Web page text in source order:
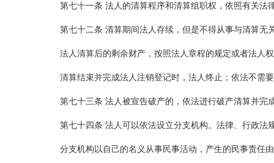
第七十一条 法人的清算程序和清算组职权，依照有关
第七十二条 清算期间法人存续，但是不得从事与清算无
法人清算后的剩余财产，按照法人章程的规定或者法人
清算结束并完成法人注销登记时，法人终止；依法不需
第七十三条 法人被宣告破产的，依法进行破产清算并完
第七十四条 法人可以依法设立分支机构。法律、行政法
分支机构以自己的名义从事民事活动，产生的民事责任